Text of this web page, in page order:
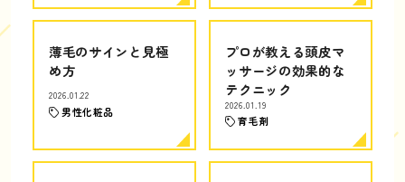
薄毛のサインと見極
め方
2026.01.22
男性化粧品
プロが教える頭皮マ
ッサージの効果的な
テクニック
2026.01.19
育毛剤